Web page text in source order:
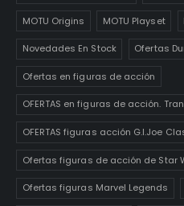
MOTU Origins MOTU Playset
Novedades En Stock Ofertas
Ofertas en figuras de acción
OFERTAS en figuras de acción.
OFERTAS figuras acción G.I.Joe
Ofertas figuras de acción de Star
Ofertas figuras Marvel Legends